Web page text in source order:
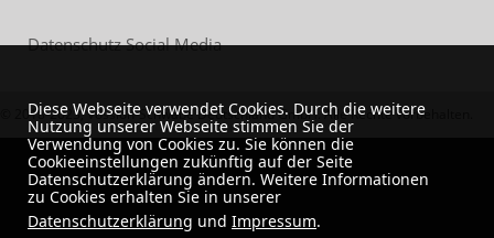
Datenschutz Social Media
© 2018-2023, Vossloh-Schwabe Deutschland GmbH. Alle Rechte vorbehalten.
Diese Webseite verwendet Cookies. Durch die weitere
Nutzung unserer Webseite stimmen Sie der
Verwendung von Cookies zu. Sie können die
Cookieeinstellungen zukünftig auf der Seite
Datenschutzerklärung ändern. Weitere Informationen
zu Cookies erhalten Sie in unserer
Datenschutzerklärung und Impressum.